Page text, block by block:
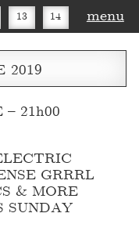
13 14 menu
2019
21h00
GRRRL
& MORE
SUNDAY